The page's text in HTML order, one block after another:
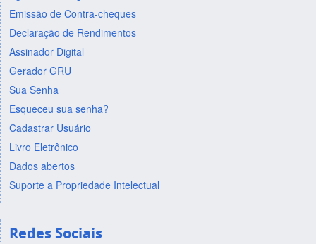
Emissão de Contra-cheques
Declaração de Rendimentos
Assinador Digital
Gerador GRU
Sua Senha
Esqueceu sua senha?
Cadastrar Usuário
Livro Eletrônico
Dados abertos
Suporte a Propriedade Intelectual
Redes Sociais